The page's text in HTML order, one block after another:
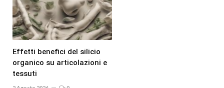
Effetti benefici del silicio
organico su articolazioni e
tessuti